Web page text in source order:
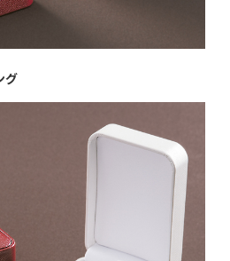
グ